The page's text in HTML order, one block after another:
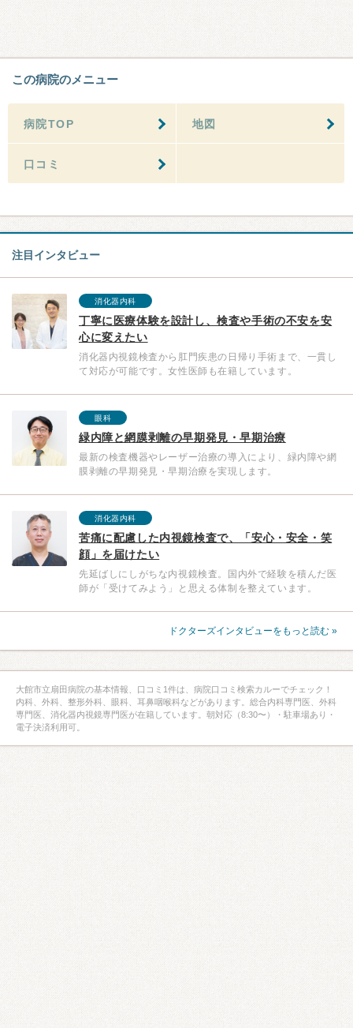
この病院のメニュー
病院TOP 地図
口コミ
注目インタビュー
消化器内科
丁寧に医療体験を設計し、検査や手術の不安を安
心に変えたい
消化器内視鏡検査から肛門疾患の日帰り手術まで、一貫し
て対応が可能です。女性医師も在籍しています。
眼科
緑内障と網膜剥離の早期発見・早期治療
最新の検査機器やレーザー治療の導入により、緑内障や網
膜剥離の早期発見・早期治療を実現します。
消化器内科
苦痛に配慮した内視鏡検査で、「安心・安全・笑
顔」を届けたい
先延ばしにしがちな内視鏡検査。国内外で経験を積んだ医
師が「受けてみよう」と思える体制を整えています。
ドクターズインタビューをもっと読む »
大館市立扇田病院の基本情報、口コミ1件は、病院口コミ検索カルーでチェック！
内科、外科、整形外科、眼科、耳鼻咽喉科などがあります。総合内科専門医、外科
専門医、消化器内視鏡専門医が在籍しています。朝対応（8:30〜）・駐車場あり・
電子決済利用可。